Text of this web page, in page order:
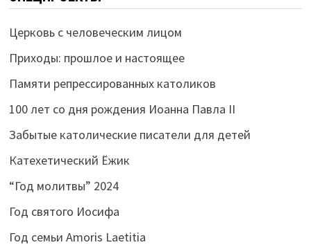
Церковь с человеческим лицом
Приходы: прошлое и настоящее
Памяти репрессированных католиков
100 лет со дня рождения Иоанна Павла II
Забытые католические писатели для детей
Катехетический Ёжик
“Год молитвы” 2024
Год святого Иосифа
Год семьи Amoris Laetitia